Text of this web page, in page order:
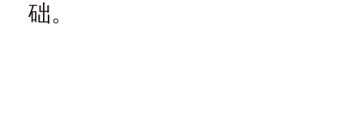
础。